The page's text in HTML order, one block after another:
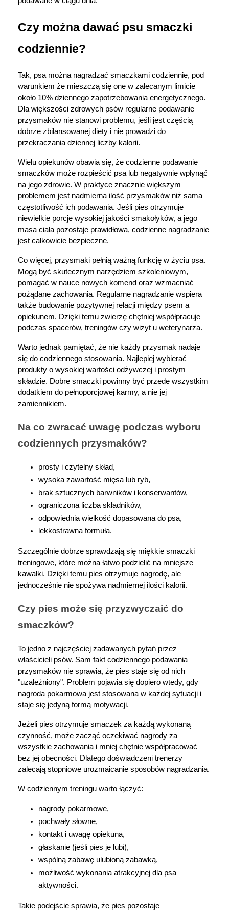
Czy można dawać psu smaczki
codziennie?
Tak, psa można nagradzać smaczkami codziennie, pod
warunkiem że mieszczą się one w zalecanym limicie
około 10% dziennego zapotrzebowania energetycznego.
Dla większości zdrowych psów regularne podawanie
przysmaków nie stanowi problemu, jeśli jest częścią
dobrze zbilansowanej diety i nie prowadzi do
przekraczania dziennej liczby kalorii.
Wielu opiekunów obawia się, że codzienne podawanie
smaczków może rozpieścić psa lub negatywnie wpłynąć
na jego zdrowie. W praktyce znacznie większym
problemem jest nadmierna ilość przysmaków niż sama
częstotliwość ich podawania. Jeśli pies otrzymuje
niewielkie porcje wysokiej jakości smakołyków, a jego
masa ciała pozostaje prawidłowa, codzienne nagradzanie
jest całkowicie bezpieczne.
Co więcej, przysmaki pełnią ważną funkcję w życiu psa.
Mogą być skutecznym narzędziem szkoleniowym,
pomagać w nauce nowych komend oraz wzmacniać
pożądane zachowania. Regularne nagradzanie wspiera
także budowanie pozytywnej relacji między psem a
opiekunem. Dzięki temu zwierzę chętniej współpracuje
podczas spacerów, treningów czy wizyt u weterynarza.
Warto jednak pamiętać, że nie każdy przysmak nadaje
się do codziennego stosowania. Najlepiej wybierać
produkty o wysokiej wartości odżywczej i prostym
składzie. Dobre smaczki powinny być przede wszystkim
dodatkiem do pełnoporcjowej karmy, a nie jej
zamiennikiem.
Na co zwracać uwagę podczas wyboru
codziennych przysmaków?
prosty i czytelny skład,
wysoka zawartość mięsa lub ryb,
brak sztucznych barwników i konserwantów,
ograniczona liczba składników,
odpowiednia wielkość dopasowana do psa,
lekkostrawna formuła.
Szczególnie dobrze sprawdzają się miękkie smaczki
treningowe, które można łatwo podzielić na mniejsze
kawałki. Dzięki temu pies otrzymuje nagrodę, ale
jednocześnie nie spożywa nadmiernej ilości kalorii.
Czy pies może się przyzwyczaić do
smaczków?
To jedno z najczęściej zadawanych pytań przez
właścicieli psów. Sam fakt codziennego podawania
przysmaków nie sprawia, że pies staje się od nich
"uzależniony". Problem pojawia się dopiero wtedy, gdy
nagroda pokarmowa jest stosowana w każdej sytuacji i
staje się jedyną formą motywacji.
Jeżeli pies otrzymuje smaczek za każdą wykonaną
czynność, może zacząć oczekiwać nagrody za
wszystkie zachowania i mniej chętnie współpracować
bez jej obecności. Dlatego doświadczeni trenerzy
zalecają stopniowe urozmaicanie sposobów nagradzania.
W codziennym treningu warto łączyć:
nagrody pokarmowe,
pochwały słowne,
kontakt i uwagę opiekuna,
głaskanie (jeśli pies je lubi),
wspólną zabawę ulubioną zabawką,
możliwość wykonania atrakcyjnej dla psa
aktywności.
Takie podejście sprawia, że pies pozostaje